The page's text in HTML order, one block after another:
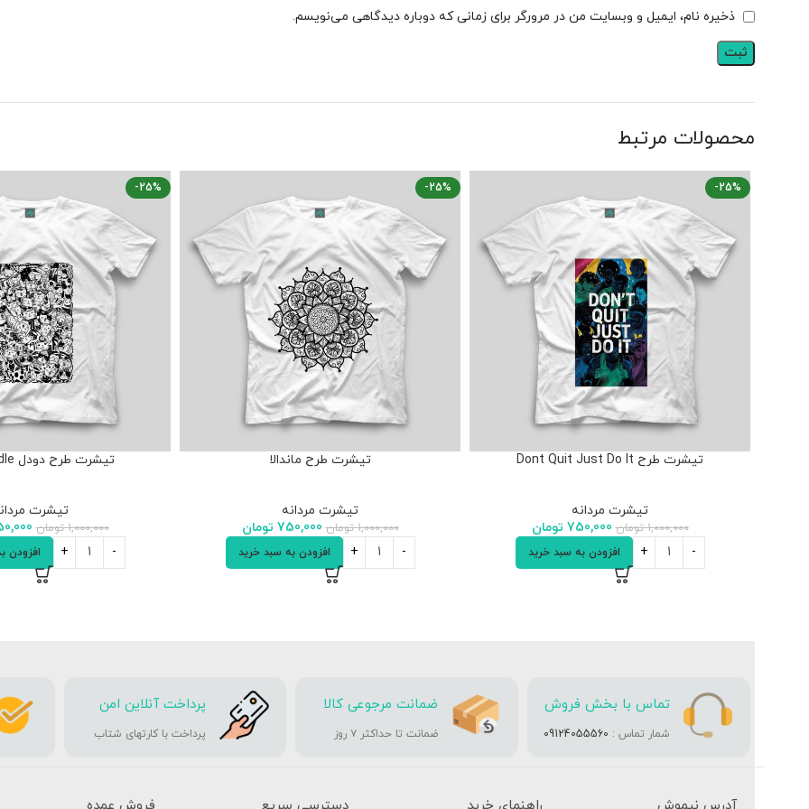
ذخیره نام، ایمیل و وبسایت من در مرورگر برای زمانی که دوباره دیدگاهی می‌نویسم.
محصولات مرتبط
-25%
تیشرت طرح Dont Quit Just Do It
تیشرت مردانه
1,000,000 تومان 750,000 تومان
افزودن به سبد خرید
-25%
تیشرت طرح ماندالا
تیشرت مردانه
1,000,000 تومان 750,000 تومان
افزودن به سبد خرید
-25%
تیشرت طرح دودل doodle گربه
تیشرت
1,000,000 تومان
افزودن
تماس با بخش فروش
شمار تماس : 09124055560
ضمانت مرجوعی کالا
ضمانت تا حداکثر ۷ روز
پرداخت آنلاین امن
پرداخت با کارتهای شتاب